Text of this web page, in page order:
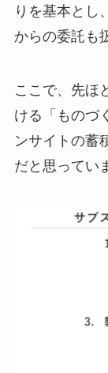
りを基本とし
からの委託も
ここで、先ほ
ける「ものづ
ンサイトの蓄
だと思ってい